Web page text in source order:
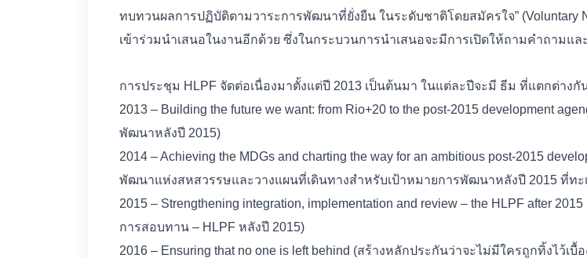
ทบทวนผลการปฏิบัติตามวาระการพัฒนาที่ยั่งยืน ในระดับชาติโดยสมัครใจ” (Voluntary
เข้าร่วมนำเสนอในงานอีกด้วย ซึ่งในกระบวนการนำเสนอจะมีการเปิดให้ถามคำถามแ
การประชุม HLPF จัดต่อเนื่องมาตั้งแต่ปี 2013 เป็นต้นมา ในแต่ละปีจะมี ธีม ที่แตกต่างกั
2013 – Building the future we want: from Rio+20 to the post-2015 development
พัฒนาหลังปี 2015)
2014 – Achieving the MDGs and charting the way for an ambitious post-2015
พัฒนาแห่งสหสวรรษและวางแผนที่เดินทางสำหรับเป้าหมายการพัฒนาหลังปี 2015 ที่ท
2015 – Strengthening integration, implementation and review – the HLPF after
การสอบทาน – HLPF หลังปี 2015)
2016 – Ensuring that no one is left behind (สร้างหลักประกันว่าจะไม่มีใครถูกทิ้งไว้เบื้